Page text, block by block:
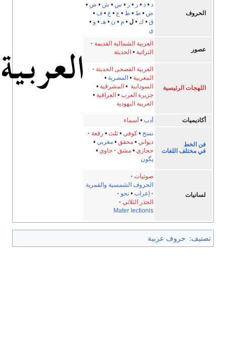
الحروف
د •ذ • ر • ز • س • ش • ص •
ض •ط •ظ • ع • غ •ف •
ق • ك • ل •م • ن •هـ • و •
ي
عصور
العربية الشمالية القديمة
التراثية • الحديثة
اللهجات الرئيسية
العربية الفصحى الحديثة
المغربية • المصرية •
السودانية • المشرقية •
جزيرة العرب • العراقية •
العربية اليهودية
أكاديميات أدب •أسماء
فن الخط
في مختلف اللغات
نسخ •كوفي •ثلث • رقعة
ديواني •محقق •مغربي •
حجازي •مشق جاوي •
پگون
لسانيات
صوتيات
الحروف الشمسية والقمرية
إعراب •نحو
الجذر الثلاثي
Mater lectionis
تصنيف: حروف عربية